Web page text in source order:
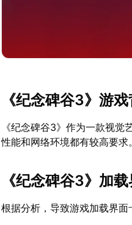
《纪念碑谷3》游
《纪念碑谷3》作为一款视
性能和网络环境都有较高要求。
《纪念碑谷3》加
根据分析，导致游戏加载界面